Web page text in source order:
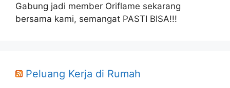
Gabung jadi member Oriflame sekarang
bersama kami, semangat PASTI BISA!!!
Peluang Kerja di Rumah